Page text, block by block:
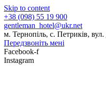
Skip to content
+38 (098) 55 19 900
gentleman_hotel@ukr.net
м. Тернопіль, с. Петриків,
Передзвоніть мені
Facebook-f
Instagram